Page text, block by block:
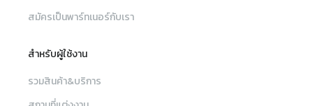
สมัครเป็นพาร์ทเนอร์กับเรา
สำหรับผู้ใช้งาน
รวมสินค้า&บริการ